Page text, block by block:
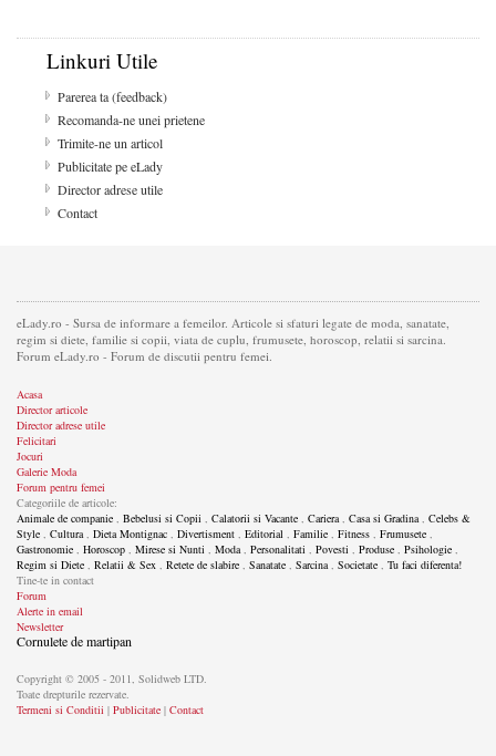
Linkuri Utile
Parerea ta (feedback)
Recomanda-ne unei prietene
Trimite-ne un articol
Publicitate pe eLady
Director adrese utile
Contact
eLady.ro - Sursa de informare a femeilor. Articole si sfaturi legate de moda, sanatate,
regim si diete, familie si copii, viata de cuplu, frumusete, horoscop, relatii si sarcina.
Forum eLady.ro - Forum de discutii pentru femei.
Acasa
Director articole
Director adrese utile
Felicitari
Jocuri
Galerie Moda
Forum pentru femei
Categoriile de articole:
Animale de companie , Bebelusi si Copii , Calatorii si Vacante , Cariera, Casa si Gradina, Celebs &
Style , Cultura, Dieta Montignac , Divertisment , Editorial , Familie , Fitness , Frumusete ,
Gastronomie , Horoscop , Mirese si Nunti , Moda, Personalitati , Povesti , Produse , Psihologie ,
Regim si Diete , Relatii & Sex , Retete de slabire , Sanatate , Sarcina, Societate , Tu faci diferenta!
Tine-te in contact
Forum
Alerte in email
Newsletter
Cornulete de martipan
Copyright © 2005 - 2011, Solidweb LTD.
Toate drepturile rezervate.
Termeni si Conditii | Publicitate | Contact